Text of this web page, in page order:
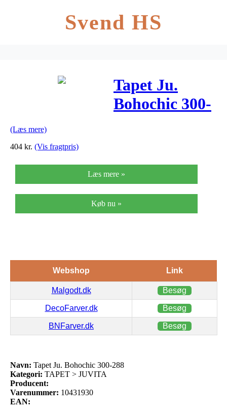
Svend HS
Tapet Ju.
Bohochic 300-
(Læs mere)
404 kr. (Vis fragtpris)
Læs mere »
Køb nu »
Webshop Link
Malgodt.dk Besøg
DecoFarver.dk Besøg
BNFarver.dk Besøg
Navn: Tapet Ju. Bohochic 300-288
Kategori: TAPET > JUVITA
Producent:
Varenummer: 10431930
EAN: